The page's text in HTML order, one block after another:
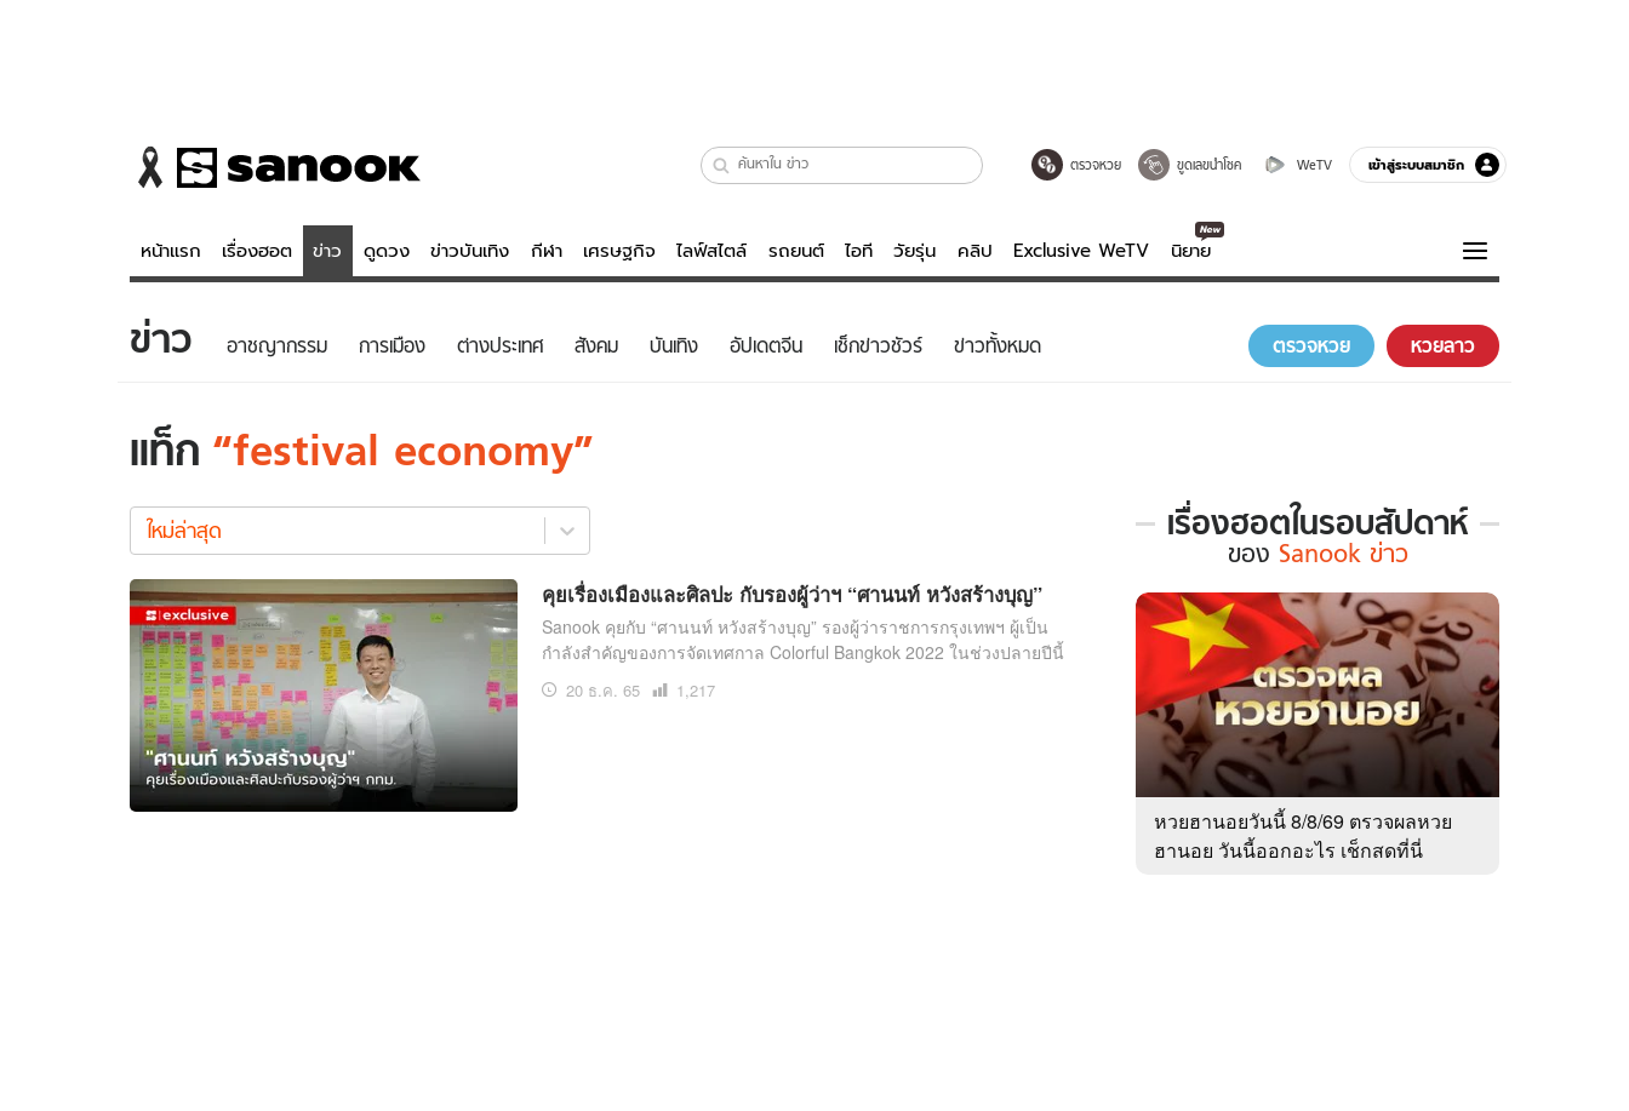
ตรวจหวย ขูดเลขนำโชค WeTV เข้าสู่ระบบสมาชิก
หน้าแรก เรื่องฮอต ข่าว ดูดวง ข่าวบันเทิง กีฬา เศรษฐกิจ ไลฟ์สไตล์ รถยนต์ ไอที วัยรุ่น คลิป Exclusive WeTV นิยาย
ข่าว
ข่าวบันเทิง
ข่าวเศรษฐกิจ
อัปเดตจีน
เช็กข่าวชัวร์
ดูดวง - ตรวจหวย
สถิติหวยไทย
ไลฟ์สไตล์
สุขภาพ
เที่ยว-กิน
Tasteful Thailand
บันเทิงครบรส
WeTV
Exclusive WeTV
ความรู้รอบตัว
ฮาวทู
ดาวน์โหลดสนุกแอปฟรี ติดตามสนุกโซเชียลได้ที่ ติดต่อโฆษณา
tencentthbd sales@tencent.co.th
ข่าว อาชญากรรม การเมือง ต่างประเทศ สังคม บันเทิง อัปเดตจีน เช็กข่าวชัวร์ ข่าวทั้งหมด ตรวจหวย หวยลาว
แท็ก festival economy
economy
ใหม่
ใหม่ล่าสุด
คุยเรื่องเมืองและศิลปะ กับรองผู้ว่าฯ “ศานนท์ หวังสร้างบุญ”
Sanook คุยกับ “ศานนท์ หวังสร้างบุญ” รองผู้ว่าราชการกรุงเทพฯ ผู้เป็น
กำลังสำคัญของการจัดเทศกาล Colorful Bangkok 2022 ในช่วงปลายปีนี้
20 ธ.ค. 65
เปิด
1,217
เรื่องฮอตในรอบสัปดาห์
เรื่อง
ใน
รอบ
สัปดาห์
Sanook
ข่าว
ของ Sanook ข่าว
หวยฮานอยวันนี้ 8/8/69 ตรวจผลหวย
ฮานอย วันนี้ออกอะไร เช็กสดที่นี่